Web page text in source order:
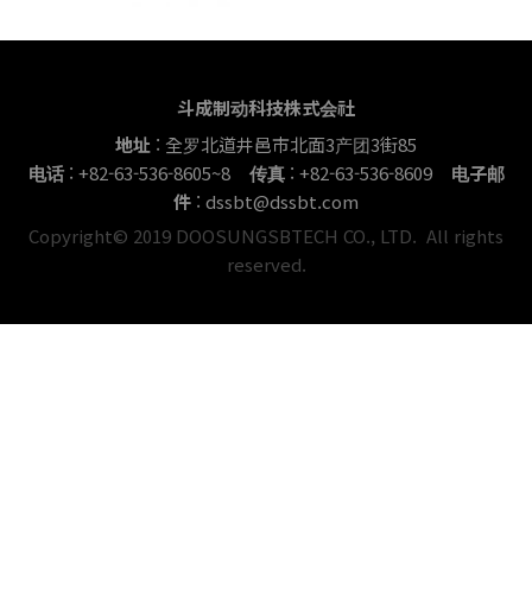
斗成制动科技株式会社
地址 : 全罗北道井邑市北面3产团3街85
电话 : +82-63-536-8605~8 传真 : +82-63-536-8609 电子邮
件 : dssbt@dssbt.com
Copyright© 2019 DOOSUNGSBTECH CO., LTD. All rights
reserved.